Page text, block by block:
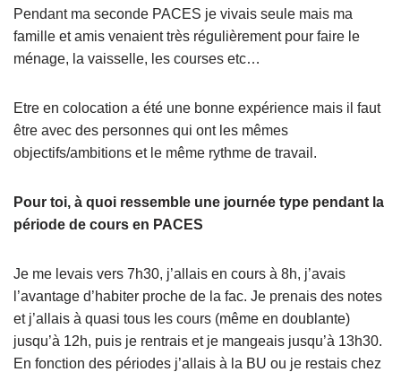
Pendant ma seconde PACES je vivais seule mais ma
famille et amis venaient très régulièrement pour faire le
ménage, la vaisselle, les courses etc…
Etre en colocation a été une bonne expérience mais il faut
être avec des personnes qui ont les mêmes
objectifs/ambitions et le même rythme de travail.
Pour toi, à quoi ressemble une journée type pendant la
période de cours en PACES
Je me levais vers 7h30, j’allais en cours à 8h, j’avais
l’avantage d’habiter proche de la fac. Je prenais des notes
et j’allais à quasi tous les cours (même en doublante)
jusqu’à 12h, puis je rentrais et je mangeais jusqu’à 13h30.
En fonction des périodes j’allais à la BU ou je restais chez